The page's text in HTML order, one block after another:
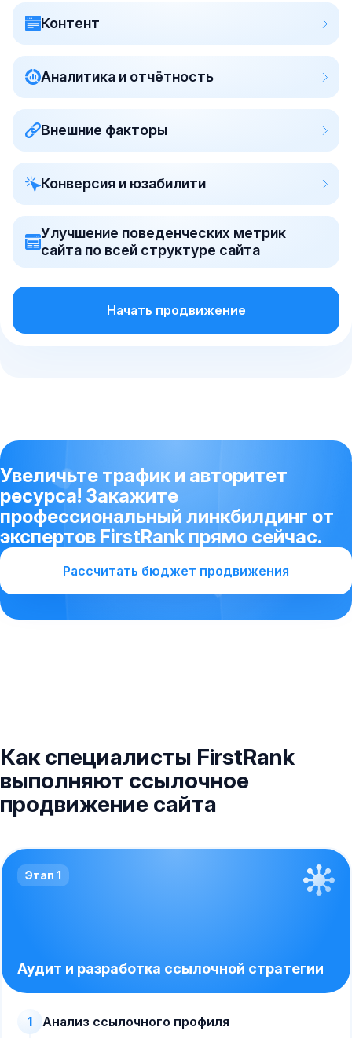
Контент
Аналитика и отчётность
Внешние факторы
Конверсия и юзабилити
Улучшение поведенческих метрик
сайта по всей структуре сайта
Начать продвижение
Увеличьте трафик и авторитет
ресурса! Закажите
профессиональный линкбилдинг от
экспертов FirstRank прямо сейчас.
Рассчитать бюджет продвижения
Как специалисты FirstRank
выполняют ссылочное
продвижение сайта
Этап 1
Аудит и разработка ссылочной стратегии
1 Анализ ссылочного профиля